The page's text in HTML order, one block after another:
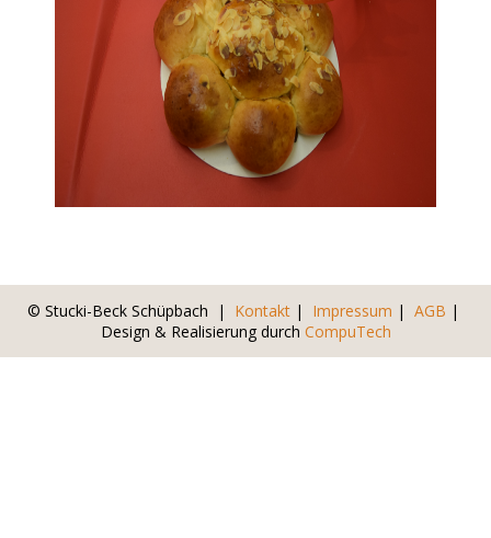
© Stucki-Beck Schüpbach | Kontakt | Impressum | AGB |
Design & Realisierung durch CompuTech